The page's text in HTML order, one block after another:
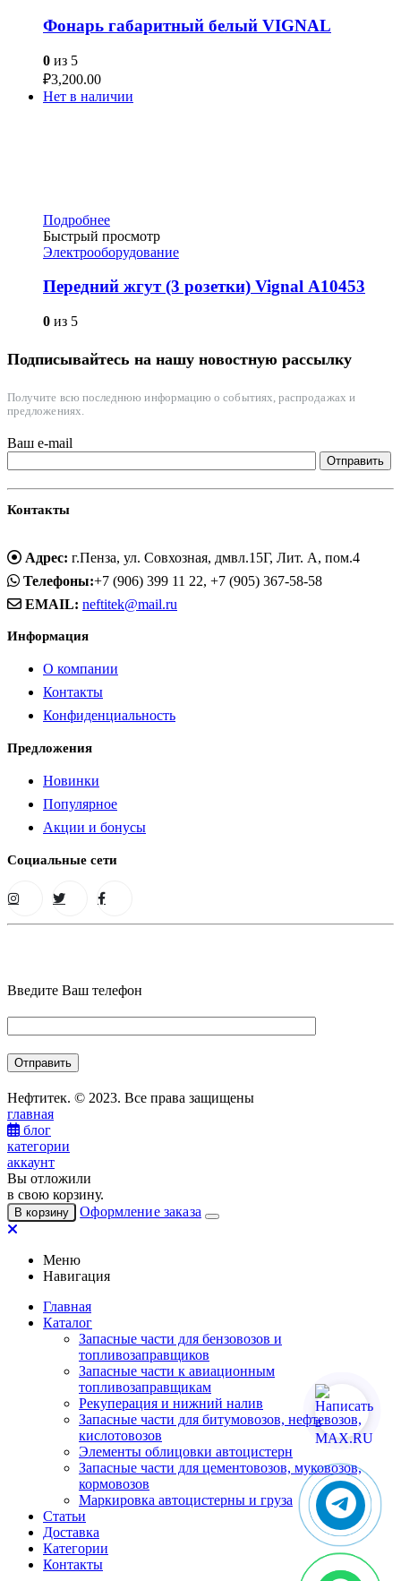
Фонарь габаритный белый VIGNAL
0 из 5
₽3,200.00
Нет в наличии
Подробнее
Быстрый просмотр
Электрооборудование
Передний жгут (3 розетки) Vignal А10453
0 из 5
Подписывайтесь на нашу новостную рассылку
Получите всю последнюю информацию о событиях, распродажах и
предложениях.
Ваш e-mail
Контакты
Адрес: г.Пенза, ул. Совхозная, дмвл.15Г, Лит. А, пом.4
Телефоны:+7 (906) 399 11 22, +7 (905) 367-58-58
EMAIL: neftitek@mail.ru
Информация
О компании
Контакты
Конфиденциальность
Предложения
Новинки
Популярное
Акции и бонусы
Социальные сети
Введите Ваш телефон
Нефтитек. © 2023. Все права защищены
главная
блог
категории
аккаунт
Вы отложили
в свою корзину.
В корзину Оформление заказа
Меню
Навигация
Главная
Каталог
Запасные части для бензовозов и
топливозаправщиков
Запасные части к авиационным
топливозаправщикам
Рекуперация и нижний налив
Запасные части для битумовозов, нефтевозов,
кислотовозов
Элементы облицовки автоцистерн
Запасные части для цементовозов, муковозов,
кормовозов
Маркировка автоцистерны и груза
Статьи
Доставка
Категории
Контакты